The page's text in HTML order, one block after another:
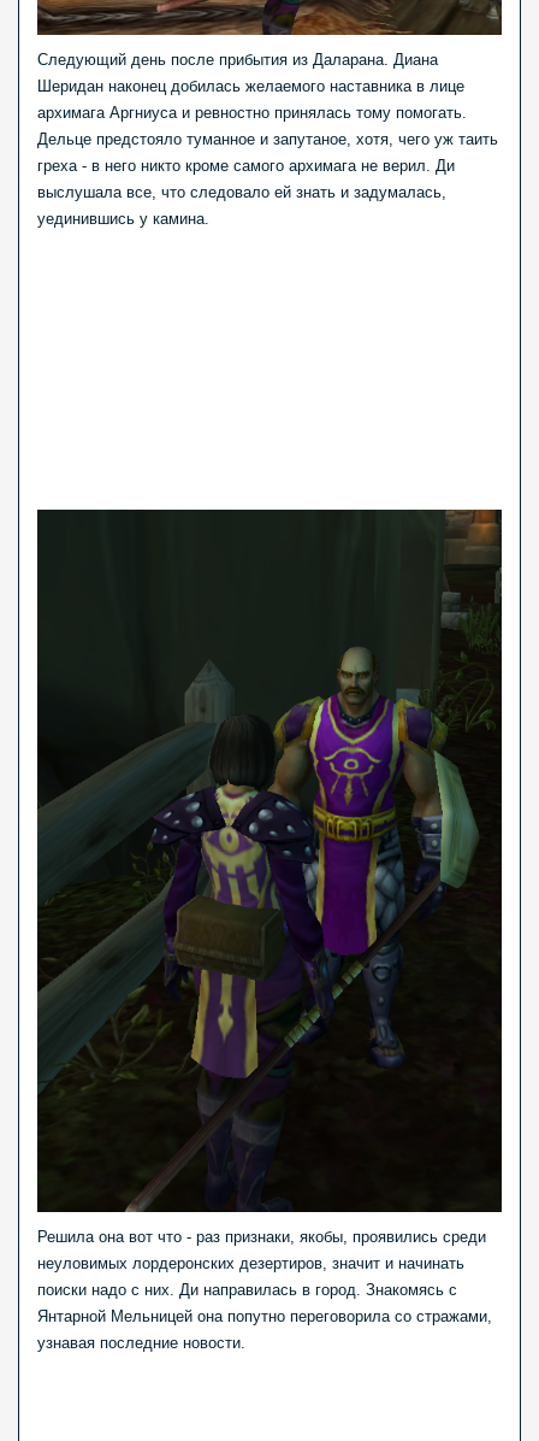
Следующий день после прибытия из Даларана. Диана
Шеридан наконец добилась желаемого наставника в лице
архимага Аргниуса и ревностно принялась тому помогать.
Дельце предстояло туманное и запутаное, хотя, чего уж таить
греха - в него никто кроме самого архимага не верил. Ди
выслушала все, что следовало ей знать и задумалась,
уединившись у камина.
Решила она вот что - раз признаки, якобы, проявились среди
неуловимых лордеронских дезертиров, значит и начинать
поиски надо с них. Ди направилась в город. Знакомясь с
Янтарной Мельницей она попутно переговорила со стражами,
узнавая последние новости.